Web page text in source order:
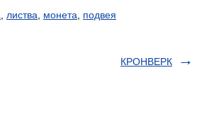
, листва, монета, подвея
КРОНВЕРК